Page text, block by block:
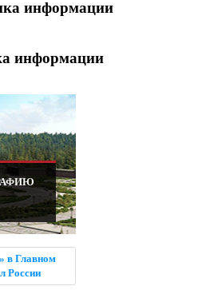
информации
информации
в Главном
России